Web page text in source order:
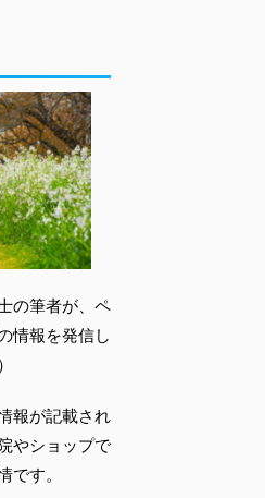
の筆者が、ペ
情報を発信し
報が記載され
やショップで
です。